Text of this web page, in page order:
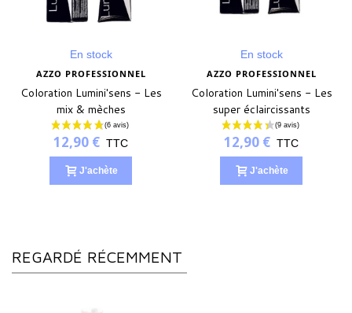
En stock
AZZO PROFESSIONNEL
Coloration Lumini'sens - Les
mix & mèches
12,90 € TTC
J'achète
En stock
AZZO PROFESSIONNEL
Coloration Lumini'sens - Les
super éclaircissants
12,90 € TTC
J'achète
REGARDÉ RÉCEMMENT